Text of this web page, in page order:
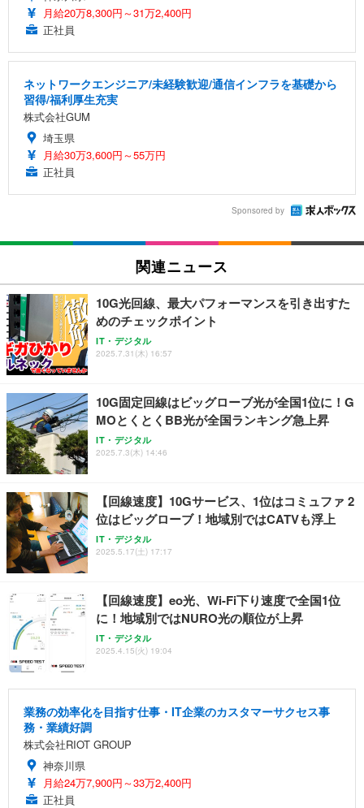
月給20万8,300円～31万2,400円
正社員
ネットワークエンジニア/未経験歓迎/通信インフラを基礎から
習得/福利厚生充実
株式会社GUM
埼玉県
月給30万3,600円～55万円
正社員
Sponsored by
関連ニュース
10G光回線、最大パフォーマンスを引き出すた
めのチェックポイント
IT・デジタル
2025.7.31(木) 16:57
10G固定回線はビッグローブ光が全国1位に！G
MOとくとくBB光が全国ランキング急上昇
IT・デジタル
2025.7.3(木) 14:46
【回線速度】10Gサービス、1位はコミュファ 2
位はビッグローブ！地域別ではCATVも浮上
IT・デジタル
2025.5.17(土) 17:17
【回線速度】eo光、Wi-Fi下り速度で全国1位
に！地域別ではNURO光の順位が上昇
IT・デジタル
2025.4.15(火) 19:04
業務の効率化を目指す仕事・IT企業のカスタマーサクセス事
務・業績好調
株式会社RIOT GROUP
神奈川県
月給24万7,900円～33万2,400円
正社員